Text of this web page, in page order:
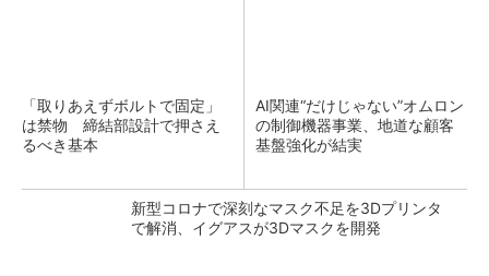
「取りあえずボルトで固定」
は禁物 締結部設計で押さえ
るべき基本
AI関連“だけじゃない”オムロン
の制御機器事業、地道な顧客
基盤強化が結実
新型コロナで深刻なマスク不足を3Dプリンタ
で解消、イグアスが3Dマスクを開発